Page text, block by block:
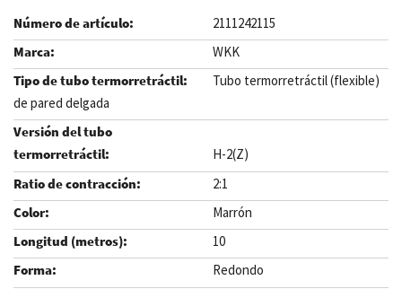
2111242115
WKK
Tubo termorretráctil (flexible)
de pared delgada
H-2(Z)
2:1
Marrón
10
Redondo